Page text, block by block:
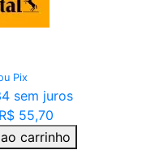
Pix
sem juros
55,70
carrinho